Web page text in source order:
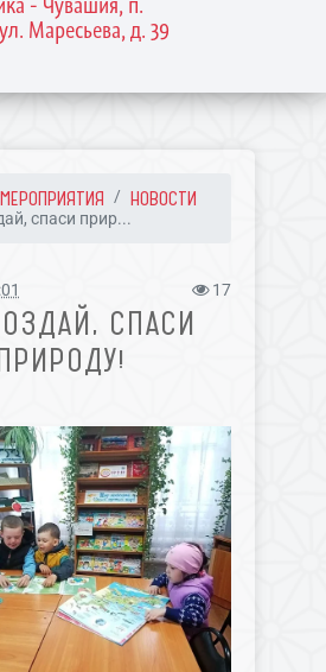
Маресьева, д. 39
МЕРОПРИЯТИЯ НОВОСТИ
спаси прир...
17
СПАСИ